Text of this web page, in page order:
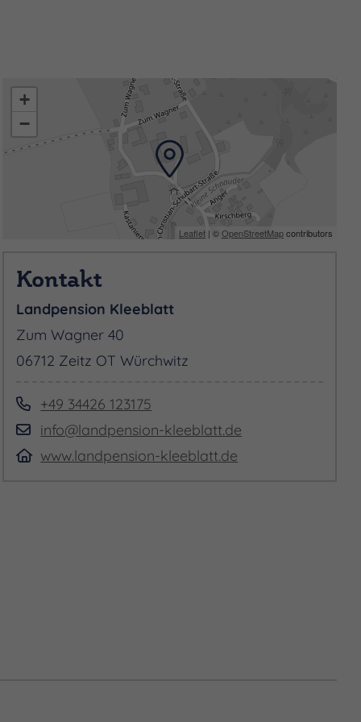
verschlossenen
bei der
für einen angenehmen
+
−
Leaflet| ©OpenStreetMapcontributors
Kontakt
Landpension Kleeblatt
Zum Wagner 40
06712 Zeitz OT Würchwitz
+49 34426 123175
info@landpension-kleeblatt.de
www.landpension-kleeblatt.de